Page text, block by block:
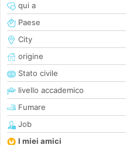
qui a
Paese
City
origine
Stato civile
livello accademico
Fumare
Job
I miei amici